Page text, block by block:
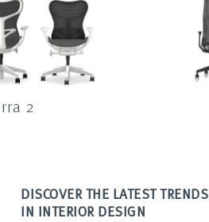
2
DISCOVER THE LATEST TRENDS
IN INTERIOR DESIGN